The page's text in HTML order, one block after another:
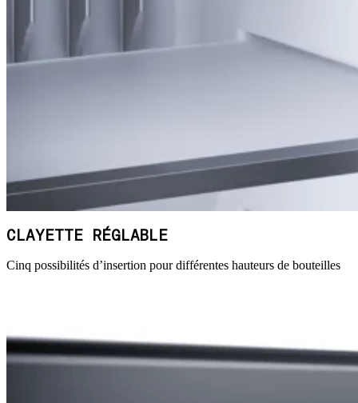
CLAYETTE RÉGLABLE
Cinq possibilités d’insertion pour différentes hauteurs de bouteilles